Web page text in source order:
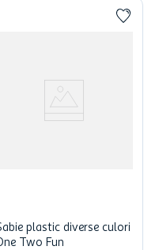
plastic diverse culori
Two Fun